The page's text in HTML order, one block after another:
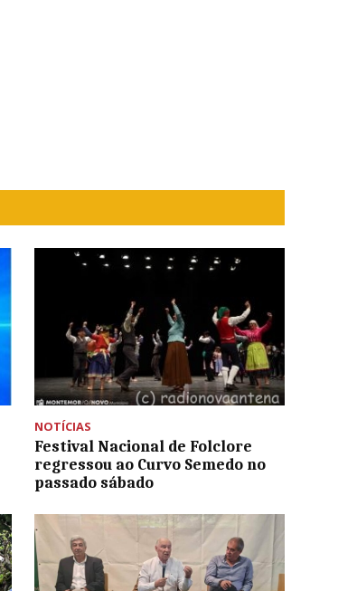
NOTÍCIAS
Festival Nacional de Folclore
regressou ao Curvo Semedo no
passado sábado